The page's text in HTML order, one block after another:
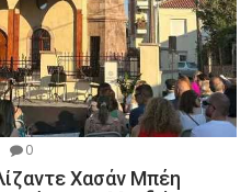
0
Χασάν Μπέη